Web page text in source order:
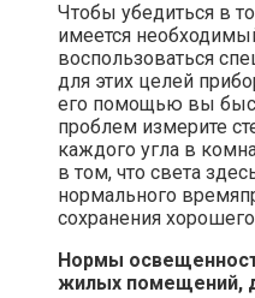
Чтобы убедиться в
имеется
воспользоваться
для этих целей
его помощью вы
проблем измерите
каждого угла в
в том, что света
нормального
сохранения
Нормы
жилых помещений,